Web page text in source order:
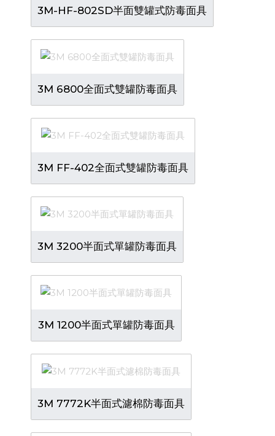
3M-HF-802SD半面雙罐式防毒面具
3M 6800全面式雙罐防毒面具
3M FF-402全面式雙罐防毒面具
3M 3200半面式單罐防毒面具
3M 1200半面式單罐防毒面具
3M 7772K半面式濾棉防毒面具